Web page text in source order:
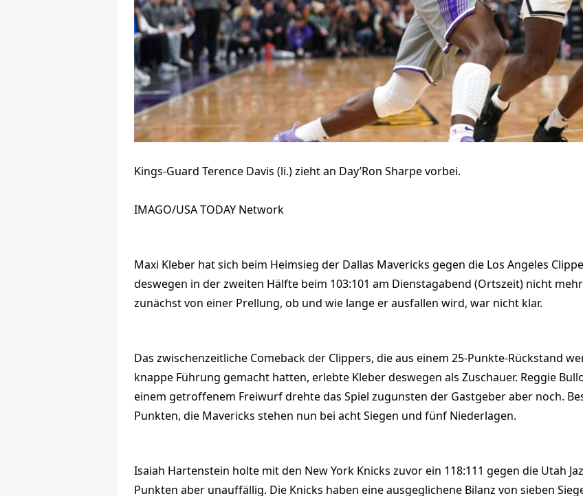
Kings-Guard Terence Davis (li.) zieht an Day’Ron Sharpe vorbei.
IMAGO/USA TODAY Network
Maxi Kleber hat sich beim Heimsieg der Dallas Mavericks gegen die Los Angeles
deswegen in der zweiten Hälfte beim 103:101 am Dienstagabend (Ortszeit) nicht
zunächst von einer Prellung, ob und wie lange er ausfallen wird, war nicht klar.
Das zwischenzeitliche Comeback der Clippers, die aus einem 25-Punkte-Rückstand
knappe Führung gemacht hatten, erlebte Kleber deswegen als Zuschauer. Reggie
einem getroffenem Freiwurf drehte das Spiel zugunsten der Gastgeber aber noch.
Punkten, die Mavericks stehen nun bei acht Siegen und fünf Niederlagen.
Isaiah Hartenstein holte mit den New York Knicks zuvor ein 118:111 gegen die Utah
Punkten aber unauffällig. Die Knicks haben eine ausgeglichene Bilanz von sieben